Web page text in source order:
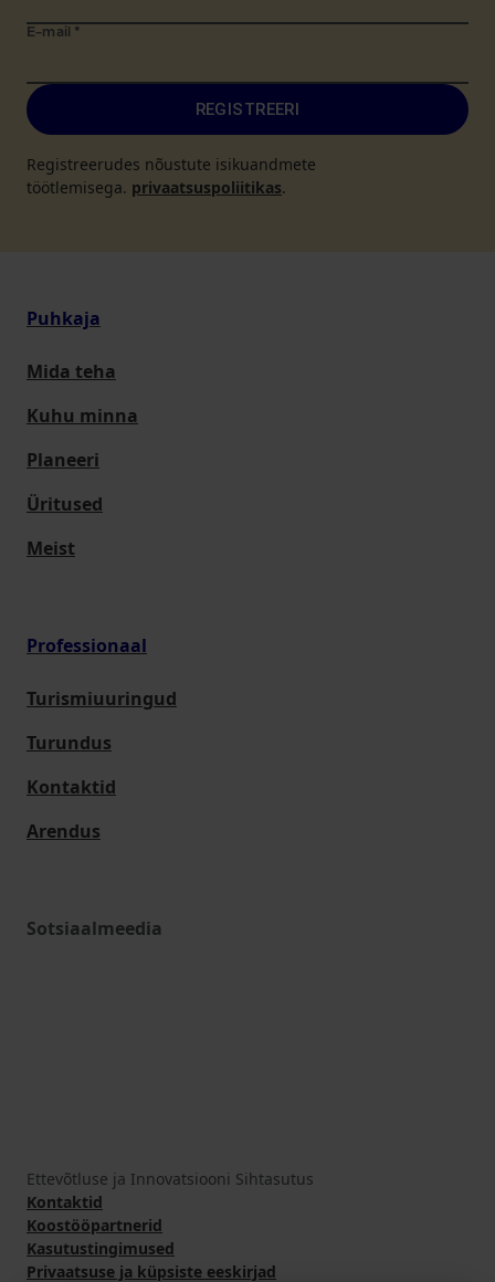
E-mail *
REGISTREERI
Registreerudes nõustute isikuandmete
töötlemisega. privaatsuspoliitikas.
Puhkaja
Mida teha
Kuhu minna
Planeeri
Üritused
Meist
Professionaal
Turismiuuringud
Turundus
Kontaktid
Arendus
Sotsiaalmeedia
Ettevõtluse ja Innovatsiooni Sihtasutus
Kontaktid
Koostööpartnerid
Kasutustingimused
Privaatsuse ja küpsiste eeskirjad